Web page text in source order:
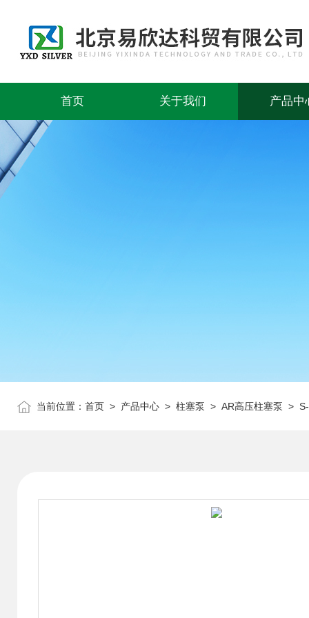
首页 关于我们 产品中
当前位置： 首页 > 产品中心 > 柱塞泵 > AR高压柱塞泵 > S-